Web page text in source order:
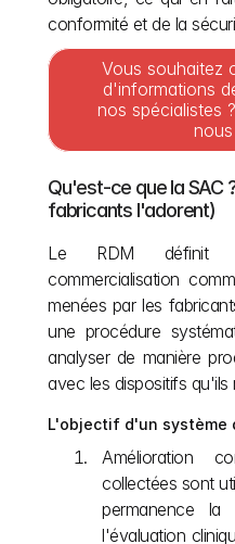
conformité et de la
Vous souhaitez
d'informations
nos spécialistes
nous
Qu'est-ce que la SAC
fabricants l'adorent)
Le RDM définit
commercialisation
menées par les
une procédure
analyser de manière
avec les dispositifs qu'ils
L'objectif d'un système
Amélioration
collectées sont
permanence la
l'évaluation